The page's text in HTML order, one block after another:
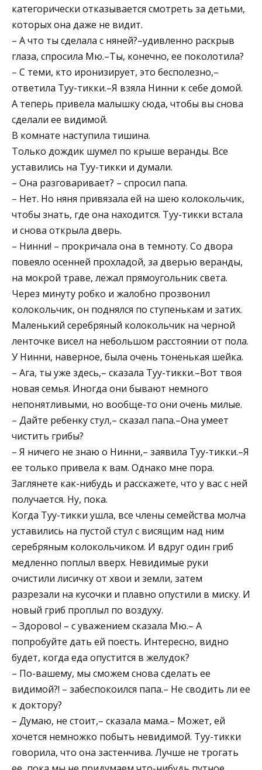
категорически отказывается смотреть за детьми,
которых она даже не видит.
– А что ты сделала с няней?–удивленно раскрыв
глаза, спросила Мю.–Ты, конечно, ее поколотила?
– С теми, кто иронизирует, это бесполезно,–
ответила Туу-тикки.–Я взяла Нинни к себе домой.
А теперь привела малышку сюда, чтобы вы снова
сделали ее видимой.
В комнате наступила тишина.
Только дождик шумел по крыше веранды. Все
уставились на Туу-тикки и думали.
– Она разговаривает? – спросил папа.
– Нет. Но няня привязала ей на шею колокольчик,
чтобы знать, где она находится. Туу-тикки встала
и снова открыла дверь.
– Нинни! – прокричала она в темноту. Со двора
повеяло осенней прохладой, за дверью веранды,
на мокрой траве, лежал прямоугольник света.
Через минуту робко и жалобно прозвонил
колокольчик, он поднялся по ступенькам и затих.
Маленький серебряный колокольчик на черной
ленточке висел на небольшом расстоянии от пола.
У Нинни, наверное, была очень тоненькая шейка.
– Ага, ты уже здесь,– сказала Туу-тикки.–Вот твоя
новая семья. Иногда они бывают немного
непонятливыми, но вообще-то они очень милые.
– Дайте ребенку стул,– сказал папа.–Она умеет
чистить грибы?
– Я ничего не знаю о Нинни,– заявила Туу-тикки.–Я
ее только привела к вам. Однако мне пора.
Заглянете как-нибудь и расскажете, что у вас с ней
получается. Ну, пока.
Когда Туу-тикки ушла, все члены семейства молча
уставились на пустой стул с висящим над ним
серебряным колокольчиком. И вдруг один гриб
медленно поплыл вверх. Невидимые руки
очистили лисичку от хвои и земли, затем
разрезали на кусочки и плавно опустили в миску. И
новый гриб проплыл по воздуху.
– Здорово! – с уважением сказала Мю.– А
попробуйте дать ей поесть. Интересно, видно
будет, когда еда опустится в желудок?
– По-вашему, мы сможем снова сделать ее
видимой?! – забеспокоился папа.– Не сводить ли ее
к доктору?
– Думаю, не стоит,– сказала мама.– Может, ей
хочется немножко побыть невидимой. Туу-тикки
говорила, что она застенчива. Лучше не трогать